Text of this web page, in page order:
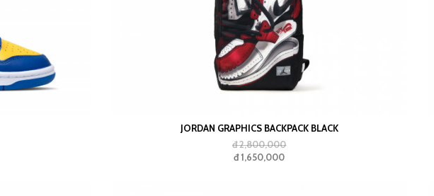
JORDAN GRAPHICS BACKPACK BLACK
đ 2,800,000
đ 1,650,000